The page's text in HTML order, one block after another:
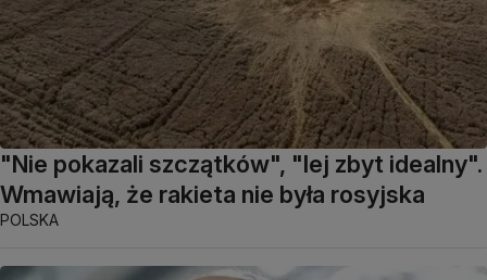
"Nie pokazali szczątków", "lej zbyt idealny".
Wmawiają, że rakieta nie była rosyjska
POLSKA